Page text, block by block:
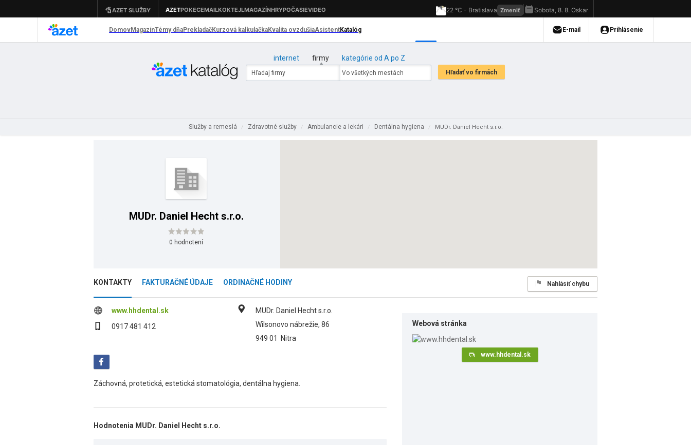
internet firmy kategórie od A po Z
Služby a remeslá / Zdravotné služby / Ambulancie a lekári / Dentálna hygiena / MUDr. Daniel Hecht s.r.o.
MUDr. Daniel Hecht s.r.o.
0 hodnotení
KONTAKTY FAKTURAČNÉ ÚDAJE ORDINAČNÉ HODINY Nahlásiť chybu
www.hhdental.sk
0917 481 412
MUDr. Daniel Hecht s.r.o.
Wilsonovo nábrežie, 86
949 01
Nitra
Záchovná, protetická, estetická stomatológia, dentálna hygiena.
Hodnotenia MUDr. Daniel Hecht s.r.o.
Webová stránka
www.hhdental.sk